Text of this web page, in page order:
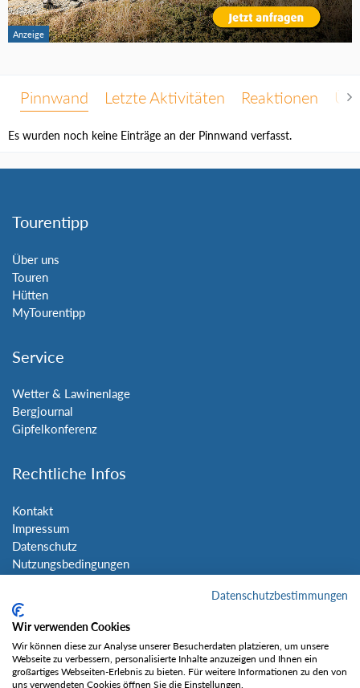
Pinnwand Letzte Aktivitäten Reaktionen
Es wurden noch keine Einträge an der Pinnwand verfasst.
Tourentipp
Über uns
Touren
Hütten
MyTourentipp
Service
Wetter & Lawinenlage
Bergjournal
Gipfelkonferenz
Rechtliche Infos
Kontakt
Impressum
Datenschutz
Nutzungsbedingungen
Social Media
Datenschutzbestimmungen
Wir verwenden Cookies
Wir können diese zur Analyse unserer Besucherdaten platzieren, um unsere
Webseite zu verbessern, personalisierte Inhalte anzuzeigen und Ihnen ein
großartiges Webseiten-Erlebnis zu bieten. Für weitere Informationen zu den von
uns verwendeten Cookies öffnen Sie die Einstellungen.